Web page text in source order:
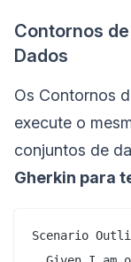
Contornos
Dados
Os Contornos
execute o
conjuntos de
Gherkin para
Scenario